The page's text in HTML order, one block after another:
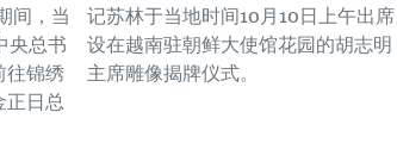
间，当
央总书
往锦绣
正日总
记苏林于当地时间10月10日上午出席
设在越南驻朝鲜大使馆花园的胡志明
主席雕像揭牌仪式。